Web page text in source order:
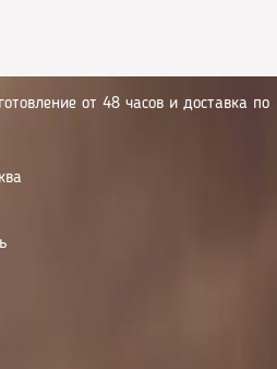
от 48 часов и доставка по